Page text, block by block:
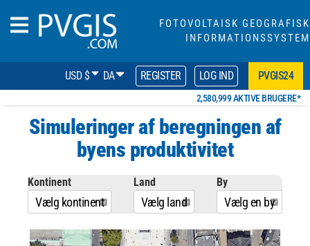
FOTOVOLTAISK GEOGRAFISK
INFORMATIONSSYSTEM
USD $ DA REGISTER LOG IND PVGIS24
2,580,999 AKTIVE BRUGERE*
Simuleringer af beregningen af
​​byens produktivitet
Kontinent
Vælg kontinent
Land
Vælg land
By
Vælg en by